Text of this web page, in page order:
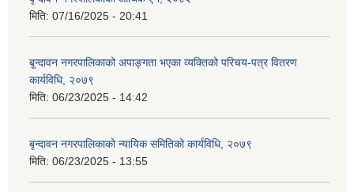
मिति: 07/16/2025 - 20:41
बृ्न्दावन नगरपालिकाको अपाङ्गता भएका व्यक्तिको परिचय-पत्र वितरण
कार्यविधि, २०७९
मिति: 06/23/2025 - 14:42
बृन्दावन नगरपालिकाको न्यायिक समितिको कार्यविधि, २०७९
मिति: 06/23/2025 - 13:55